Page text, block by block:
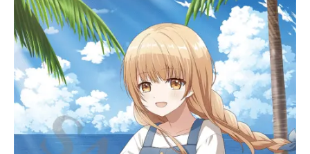
2.5次元 配信・Vtuber トレンド 無料マンガ
最新記事一覧
アニメ記事一覧 声優記事一覧
アニメ映画一覧 実写化映画一覧
今期アニメ曜日別一覧